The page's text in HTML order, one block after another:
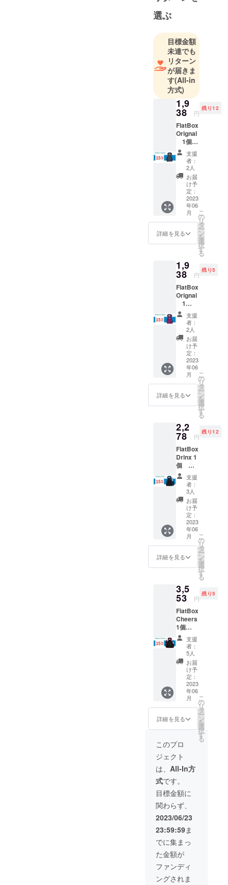
るお手伝い
幸いです !
選ぶ
目標金額
未達でも
リターン
が届きま
す(All-in
方式)
1,9
38 円
残り12
FlatBox
Orignal
1個
15%オ
フ (税・
送料
込） 販
売価
格
2280円
・
学校や
会社の
お弁当
に最適
なサイ
す。 [カ
ラー ]
CHARC
OAL
GRAY /
BLACK
■商品外
（22cm
×16cm)
■ラン
チョン
マット
寸法
（45cm
×45cm)
■重量：
■材質：
レイン
生地
支援
者：
2人
お届
け予
定：
2023
年06
月
詳細を見る
こ
の
リ
タ
ー
ン
を
選
択
す
る
1,9
38 円
残り5
FlatBox
Orignal
1
個
15%オ
フ
(税・送
料込）
販売価
格
2280
円
・学校
や会社
のお弁
当に最
イズで
す。 [カ
ラー ]
PURPL
E /
DARK
BLUE ■
商品外
（22cm
×16cm)
■ラン
チョン
マット
寸法
（45cm
×45cm)
ネオプ
レイン
生地
支援
者：
2人
お届
け予
定：
2023
年06
月
詳細を見る
こ
の
リ
タ
ー
ン
を
選
択
す
る
2,2
78 円
残り12
FlatBox
Drinx 1
個
15%オ
フ (税・
送料
込） 販
売価
格
2680
円
・ドリ
ンクホ
ルダー
付きで
公園ラ
最適な
サイズ
です。
[カラー
]
BLACK
/ BLUE
■商品外
（25cm
×23cm)
■ラン
チョン
マット
寸法
（51cm
×51cm)
■材質：
ネオプ
レイン
生地
支援
者：
3人
お届
け予
定：
2023
年06
月
詳細を見る
こ
の
リ
タ
ー
ン
を
選
択
す
る
3,5
53 円
残り5
FlatBox
Cheers
1個
15%オ
フ (税・
送料
込） 販
売価格
4180
円
・ワイ
ンボト
ル2本収
納可
能。
キャン
プやア
ウトド
アにお
勧めで
す。
[カラー
]
BLACK
/
MARLO
T ■商品
外寸
（30cm
×34cm)
■ラン
チョン
マット
寸法
支援
者：
5人
お届
け予
定：
2023
年06
月
詳細を見る
こ
の
リ
タ
ー
ン
を
選
択
す
る
このプロ
ジェクト
は、 All-In方
式です。
目標金額に
関わらず、
2023/06/23
23:59:59ま
でに集まっ
た金額が
ファンディ
ングされま